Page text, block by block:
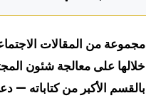
لطفي
المنفلوطي
مجموعة من المقالات
خلالها على معالجة شئون
بالقسم الأكبر من كتاباته —